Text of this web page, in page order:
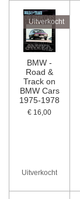
Uitverkocht
BMW -
Road &
Track on
BMW Cars
1975-1978
€ 16,00
Uitverkocht